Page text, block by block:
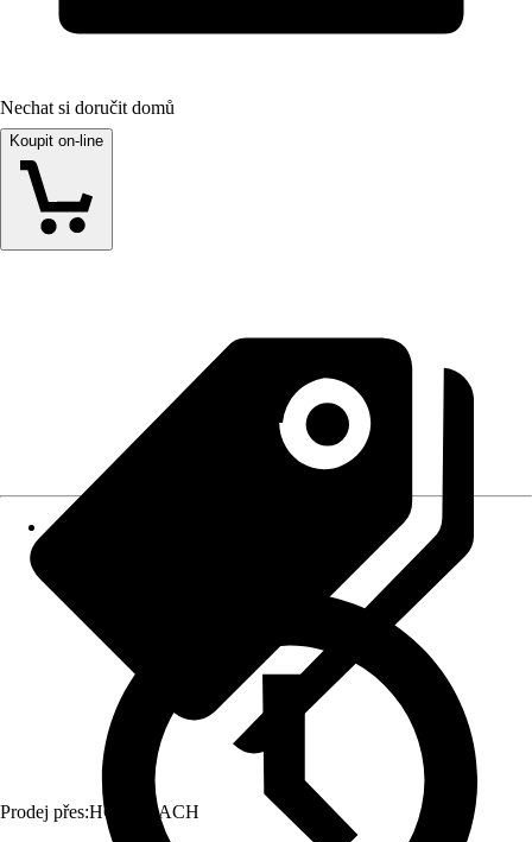
Nechat si doručit domů
Koupit on-line
Prodej přes:HORNBACH